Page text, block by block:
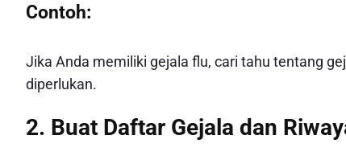
Contoh:
Jika Anda memiliki gejala flu, cari tahu tentang
diperlukan.
2. Buat Daftar Gejala dan